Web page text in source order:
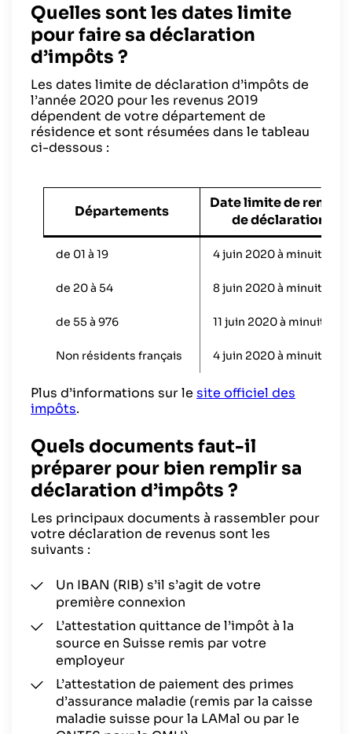
Quelles sont les dates limite
pour faire sa déclaration
d’impôts ?
Les dates limite de déclaration d’impôts de
l’année 2020 pour les revenus 2019
dépendent de votre département de
résidence et sont résumées dans le tableau
ci-dessous :
Départements
Date limite de remise
de déclaration
de 01 à 19 4 juin 2020 à minuit
de 20 à 54 8 juin 2020 à minuit
de 55 à 976 11 juin 2020 à minuit
Non résidents français 4 juin 2020 à minuit
Plus d’informations sur le site officiel des
impôts.
Quels documents faut-il
préparer pour bien remplir sa
déclaration d’impôts ?
Les principaux documents à rassembler pour
votre déclaration de revenus sont les
suivants :
Un IBAN (RIB) s’il s’agit de votre
première connexion
L’attestation quittance de l’impôt à la
source en Suisse remis par votre
employeur
L’attestation de paiement des primes
d’assurance maladie (remis par la caisse
maladie suisse pour la LAMal ou par le